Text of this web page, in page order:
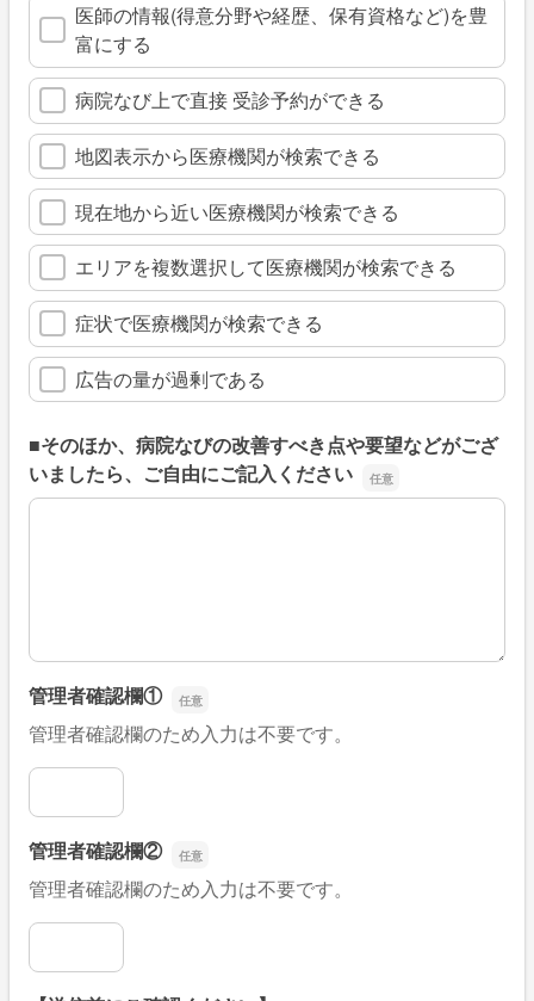
医師の情報(得意分野や経歴、保有資格など)を豊
富にする
病院なび上で直接 受診予約ができる
地図表示から医療機関が検索できる
現在地から近い医療機関が検索できる
エリアを複数選択して医療機関が検索できる
症状で医療機関が検索できる
広告の量が過剰である
■そのほか、病院なびの改善すべき点や要望などがござ
いましたら、ご自由にご記入ください
■そのほか、病院なびの改善すべき点や要望などがござい
管理者確認欄①
管理者確認欄のため入力は不要です。
管理者確認欄①
管理者確認欄②
管理者確認欄のため入力は不要です。
管理者確認欄②